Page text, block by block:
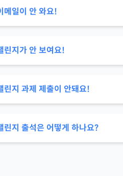
메일이 안 와요!
린지가 안 보여요!
린지 과제 제출이 안돼요!
린지 출석은 어떻게 하나요?